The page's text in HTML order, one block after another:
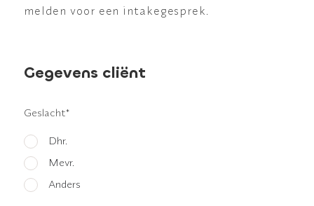
melden voor een intakegesprek.
Gegevens cliënt
Geslacht*
Dhr.
Mevr.
Anders